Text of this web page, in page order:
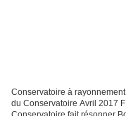
Conservatoire à
du Conservatoire Avril 2017